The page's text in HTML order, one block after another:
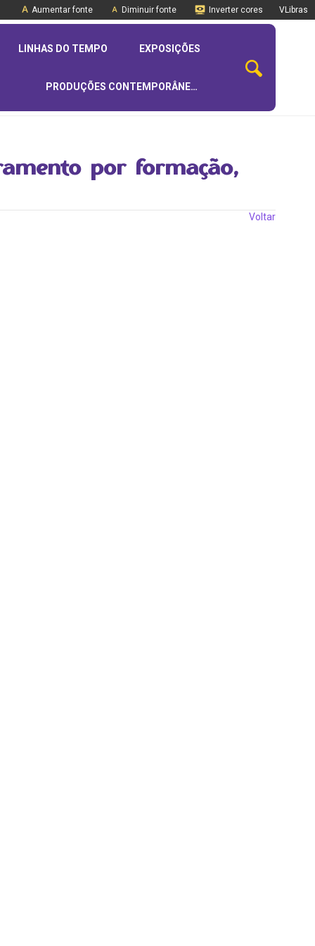
Aumentar fonte Diminuir fonte Inverter cores VLibras
LINHAS DO TEMPO EXPOSIÇÕES
PRODUÇÕES CONTEMPORÂNEAS
por formação,
Voltar